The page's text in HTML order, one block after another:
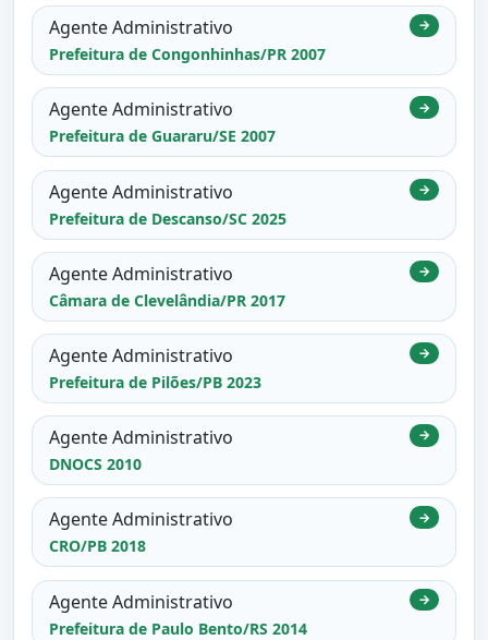
Agente Administrativo
Prefeitura de Congonhinhas/PR 2007
→
Agente Administrativo
Prefeitura de Guararu/SE 2007
→
Agente Administrativo
Prefeitura de Descanso/SC 2025
→
Agente Administrativo
Câmara de Clevelândia/PR 2017
→
Agente Administrativo
Prefeitura de Pilões/PB 2023
→
Agente Administrativo
DNOCS 2010
→
Agente Administrativo
CRO/PB 2018
→
Agente Administrativo
Prefeitura de Paulo Bento/RS 2014
→